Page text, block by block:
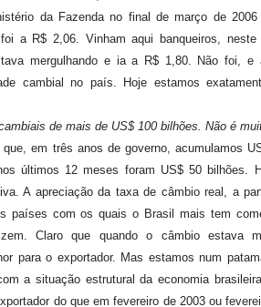
da Fazenda no final de março de
a R$ 2,06. Vinham aqui banqueiros, neste
mergulhando e ia a R$ 1,80. Não foi, e
cambial no país. Hoje estamos
de mais de US$ 100 bilhões. Não é
em três anos de governo, acumulamos
últimos 12 meses foram US$ 50 bilhões.
A apreciação da taxa de câmbio real, a
países com os quais o Brasil mais tem
Claro que quando o câmbio estava
para o exportador. Mas estamos num
a situação estrutural da economia
do que em fevereiro de 2003 ou